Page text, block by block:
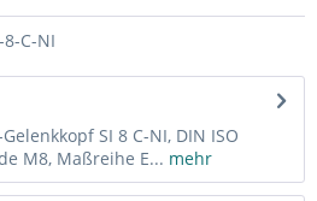
8-C-NI
SI 8 C-NI, DIN ISO
M8, Maßreihe E... mehr